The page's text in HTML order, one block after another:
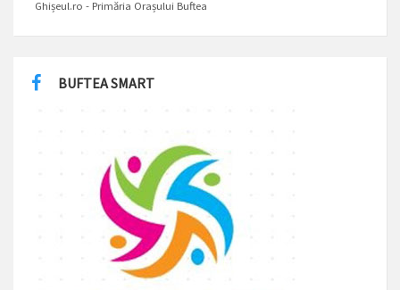
Ghișeul.ro - Primăria Orașului Buftea
BUFTEA SMART